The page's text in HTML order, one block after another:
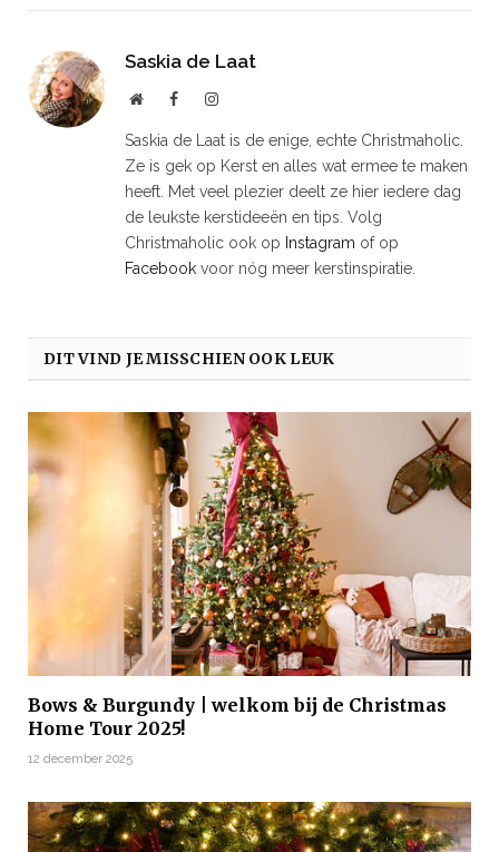
Saskia de Laat
WebsiteFacebookInstagram
Saskia de Laat is de enige, echte Christmaholic.
Ze is gek op Kerst en alles wat ermee te maken
heeft. Met veel plezier deelt ze hier iedere dag
de leukste kerstideeën en tips. Volg
Christmaholic ook op Instagram of op
Facebook voor nóg meer kerstinspiratie.
DIT VIND JE MISSCHIEN OOK LEUK
Bows & Burgundy | welkom bij de Christmas
Home Tour 2025!
12 december 2025